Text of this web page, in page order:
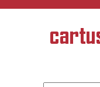
Overslaan en naar de
Geschiedenis
van de